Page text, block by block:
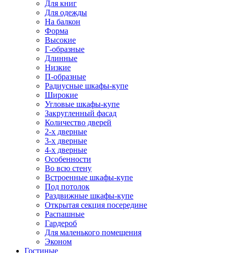
Для книг
Для одежды
На балкон
Форма
Высокие
Г-образные
Длинные
Низкие
П-образные
Радиусные шкафы-купе
Широкие
Угловые шкафы-купе
Закругленный фасад
Количество дверей
2-х дверные
3-х дверные
4-х дверные
Особенности
Во всю стену
Встроенные шкафы-купе
Под потолок
Раздвижные шкафы-купе
Открытая секция посередине
Распашные
Гардероб
Для маленького помещения
Эконом
Гостиные